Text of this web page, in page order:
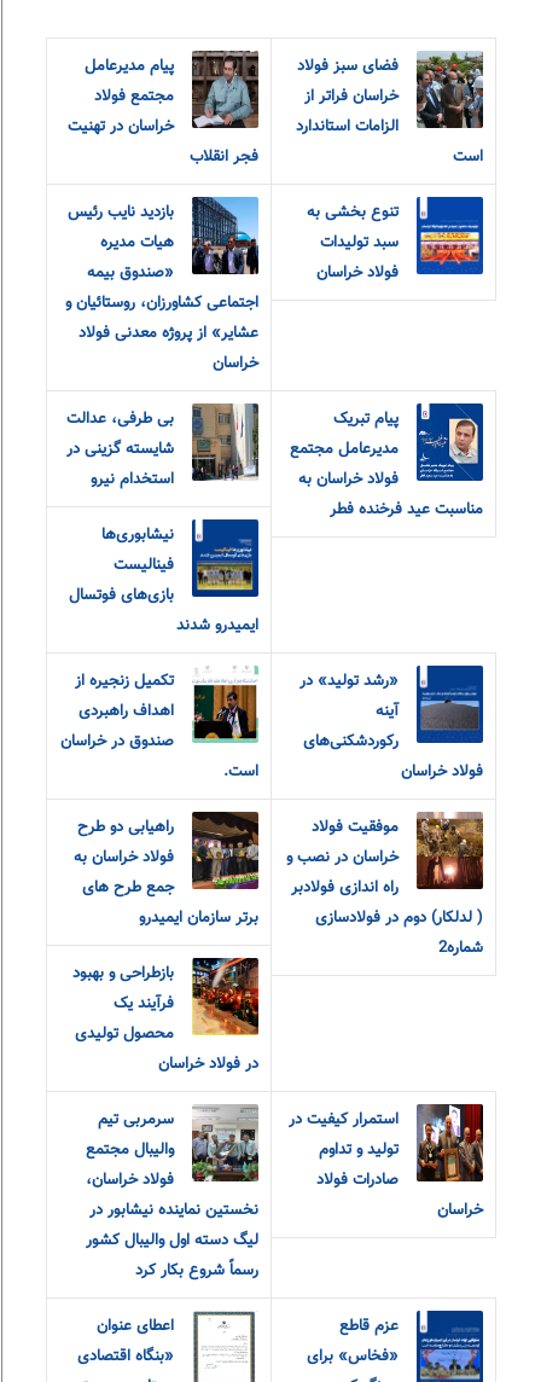
فضای سبز فولاد
خراسان فراتر از
الزامات استاندارد
است
پیام مدیرعامل
مجتمع فولاد
خراسان در تهنیت
فجر انقلاب
تنوع بخشی به
سبد تولیدات
فولاد خراسان
بازدید نایب رئیس
هیات مدیره
«صندوق بیمه
اجتماعی کشاورزان، روستائیان و
عشایر» از پروژه معدنی فولاد
خراسان
پیام تبریک
مدیرعامل مجتمع
فولاد خراسان به
مناسبت عید فرخنده فطر
بی طرفی، عدالت
شایسته گزینی در
استخدام نیرو
نیشابوری‌ها
فینالیست
بازی‌های فوتسال
ایمیدرو شدند
«رشد تولید» در
آینه
رکوردشکنی‌های
فولاد خراسان
تکمیل زنجیره از
اهداف راهبردی
صندوق در خراسان
است.
موفقیت فولاد
خراسان در نصب و
راه اندازی فولادبر
( لدلکار) دوم در فولادسازی
شماره2
راهیابی دو طرح
فولاد خراسان به
جمع طرح های
برتر سازمان ایمیدرو
بازطراحی و بهبود
فرآیند یک
محصول تولیدی
در فولاد خراسان
استمرار کیفیت در
تولید و تداوم
صادرات فولاد
خراسان
سرمربی تیم
والیبال مجتمع
فولاد خراسان،
نخستین نماینده نیشابور در
لیگ دسته اول والیبال کشور
رسماً شروع بکار کرد
عزم قاطع
«فخاس» برای
اعطای عنوان
«بنگاه اقتصادی